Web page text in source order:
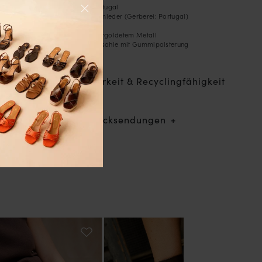
- Handgefertigt in Portugal
- Außenseite aus Lammleder (Gerberei: Portugal)
- Pferdegebiss aus vergoldetem Metall
- Blake genähte Ledersohle mit Gummipolsterung
- Absatzhöhe: 2,5 cm
Rückverfolgbarkeit & Recyclingfähigkeit
Lieferung & Rücksendungen